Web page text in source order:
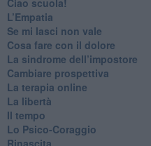
​L’Empatia
​Se mi lasci non vale
Cosa fare con il dolore
​La sindrome dell’impostore
​Cambiare prospettiva
La terapia online
La libertà
​Il tempo
​Lo Psico-Coraggio
Rinascita